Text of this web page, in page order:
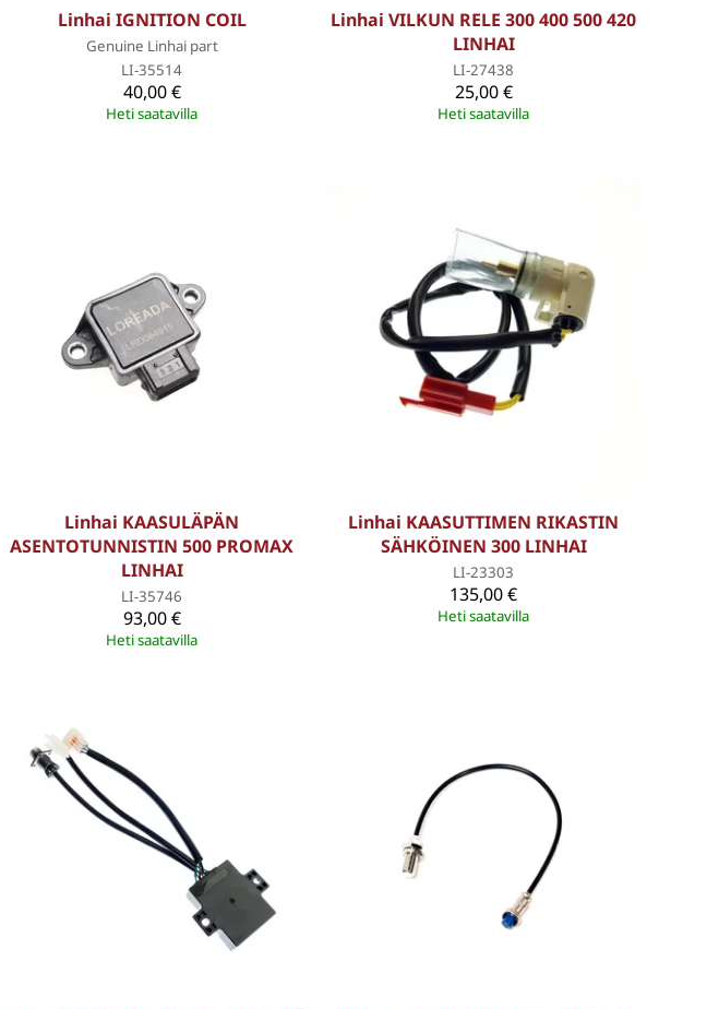
Linhai IGNITION COIL
Genuine Linhai part
LI-35514
40,00 €
Heti saatavilla
Linhai VILKUN RELE 300 400 500 420
LINHAI
LI-27438
25,00 €
Heti saatavilla
Linhai KAASULÄPÄN
ASENTOTUNNISTIN 500 PROMAX
LINHAI
LI-35746
93,00 €
Heti saatavilla
Linhai KAASUTTIMEN RIKASTIN
SÄHKÖINEN 300 LINHAI
LI-23303
135,00 €
Heti saatavilla